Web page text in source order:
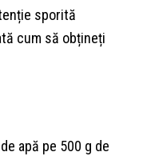
sporită
cum să obțineți
apă pe 500 g de